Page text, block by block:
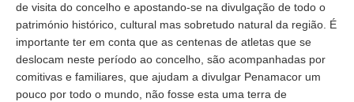
de visita do concelho e apostando-se na divulgação de todo o
património histórico, cultural mas sobretudo natural da região. É
importante ter em conta que as centenas de atletas que se
deslocam neste período ao concelho, são acompanhadas por
comitivas e familiares, que ajudam a divulgar Penamacor um
pouco por todo o mundo, não fosse esta uma terra de